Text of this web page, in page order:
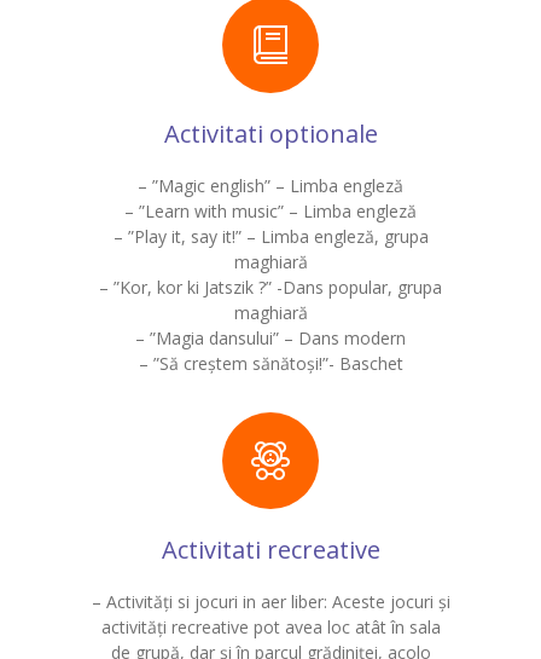
Activitati optionale
– ”Magic english” – Limba engleză
– ”Learn with music” – Limba engleză
– ”Play it, say it!” – Limba engleză, grupa
maghiară
– ”Kor, kor ki Jatszik ?” -Dans popular, grupa
maghiară
– ”Magia dansului” – Dans modern
– ”Să creștem sănătoși!”- Baschet
Activitati recreative
– Activităţi si jocuri in aer liber: Aceste jocuri și
activități recreative pot avea loc atât în sala
de grupă, dar și în parcul grădiniței, acolo